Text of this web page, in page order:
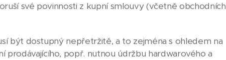
své povinnosti z kupní smlouvy (včetně obchodních
být dostupný nepřetržitě, a to zejména s ohledem na
popř. nutnou údržbu hardwarového a